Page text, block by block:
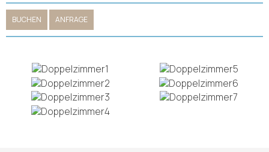
BUCHEN ANFRAGE